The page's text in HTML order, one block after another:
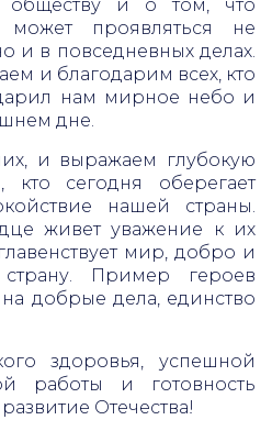
обществу и о том, что
проявляться не
и в повседневных делах.
и благодарим всех, кто
нам мирное небо и
дне.
и выражаем глубокую
кто сегодня оберегает
нашей страны.
живет уважение к их
мир, добро и
Пример героев
добрые дела, единство
здоровья, успешной
работы и готовность
Отечества!